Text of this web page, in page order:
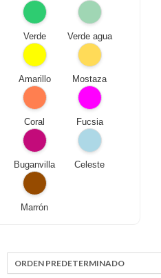
Verde Verde agua
Amarillo Mostaza
Coral Fucsia
Buganvilla Celeste
Marrón